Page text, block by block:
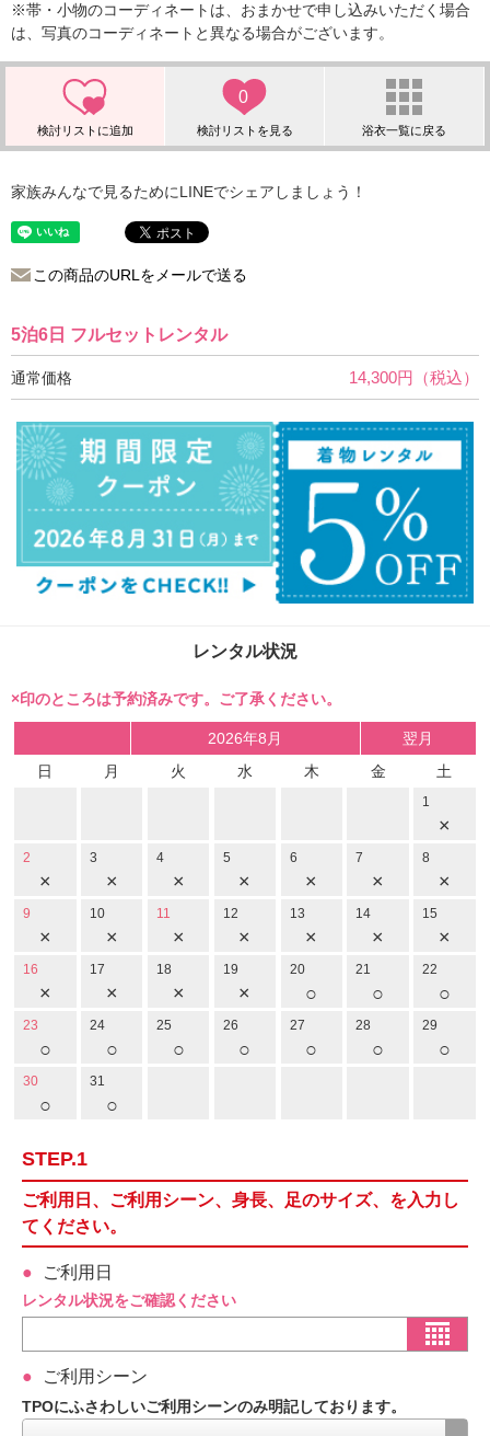
※帯・小物のコーディネートは、おまかせで申し込みいただく場合
は、写真のコーディネートと異なる場合がございます。
0
家族みんなで見るためにLINEでシェアしましょう！
この商品のURLをメールで送る
5泊6日 フルセットレンタル
通常価格 14,300円（税込）
レンタル状況
×印のところは予約済みです。ご了承ください。
2026年8月
翌月
日
月 火 水 木 金 土
1
×
2
×
3
×
4
×
5
×
6
×
7
×
8
×
9
×
10
×
11
×
12
×
13
×
14
×
15
×
16
×
17
×
18
×
19
×
20
○
21
○
22
○
23
○
24
○
25
○
26
○
27
○
28
○
29
○
30
○
31
○
STEP.1
ご利用日、ご利用シーン、身長、足のサイズ、を入力し
てください。
ご利用日
レンタル状況をご確認ください
ご利用シーン
TPOにふさわしいご利用シーンのみ明記しております。